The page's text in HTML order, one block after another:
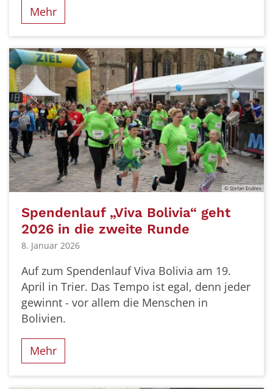
Mehr
© Stefan Endres
Spendenlauf „Viva Bolivia“ geht
2026 in die zweite Runde
8. Januar 2026
Auf zum Spendenlauf Viva Bolivia am 19.
April in Trier. Das Tempo ist egal, denn jeder
gewinnt - vor allem die Menschen in
Bolivien.
Mehr